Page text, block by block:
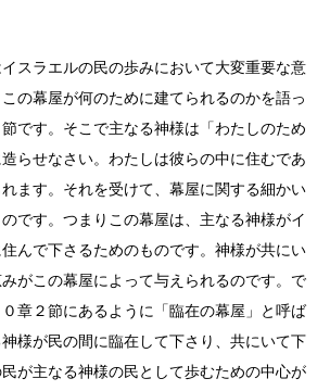
スラエルの民の歩みにおいて大変重要な意
の幕屋が何のために建てられるのかを語っ
です。そこで主なる神様は「わたしのため
らせなさい。わたしは彼らの中に住むであ
ます。それを受けて、幕屋に関する細かい
です。つまりこの幕屋は、主なる神様がイ
んで下さるためのものです。神様が共にい
がこの幕屋によって与えられるのです。で
章２節にあるように「臨在の幕屋」と呼ば
様が民の間に臨在して下さり、共にいて下
が主なる神様の民として歩むための中心が